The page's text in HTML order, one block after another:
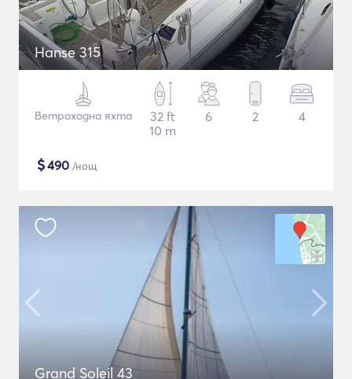
Hanse 315
Ветроходна яхта
32 ft
10 m
6 2 4
$490 /нощ
Grand Soleil 43